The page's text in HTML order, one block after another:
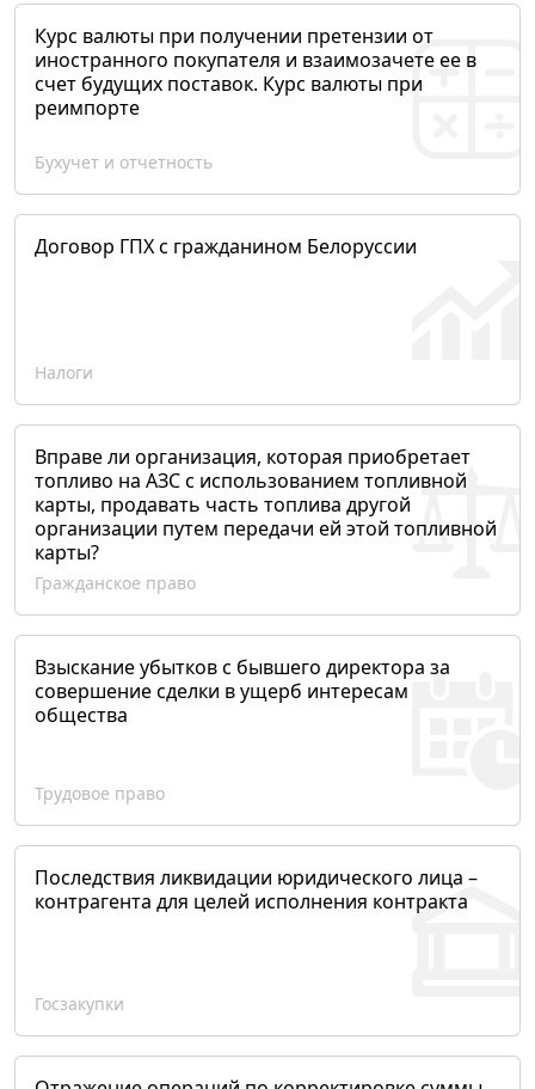
Курс валюты при получении претензии от
иностранного покупателя и взаимозачете ее в
счет будущих поставок. Курс валюты при
реимпорте
Бухучет и отчетность
Договор ГПХ с гражданином Белоруссии
Налоги
Вправе ли организация, которая приобретает
топливо на АЗС с использованием топливной
карты, продавать часть топлива другой
организации путем передачи ей этой топливной
карты?
Гражданское право
Взыскание убытков с бывшего директора за
совершение сделки в ущерб интересам
общества
Трудовое право
Последствия ликвидации юридического лица –
контрагента для целей исполнения контракта
Госзакупки